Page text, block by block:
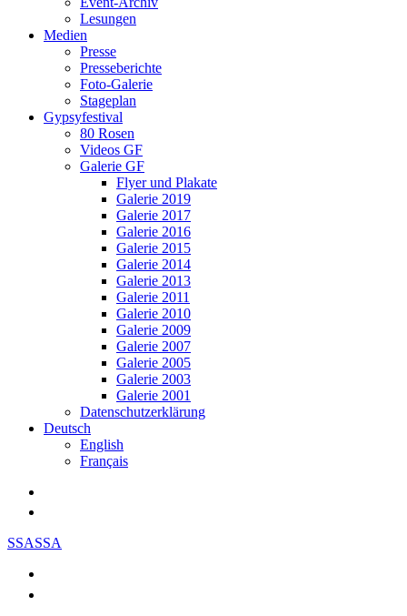
Lesungen
Medien
Presse
Presseberichte
Foto-Galerie
Stageplan
Gypsyfestival
80 Rosen
Videos GF
Galerie GF
Flyer und Plakate
Galerie 2019
Galerie 2017
Galerie 2016
Galerie 2015
Galerie 2014
Galerie 2013
Galerie 2011
Galerie 2010
Galerie 2009
Galerie 2007
Galerie 2005
Galerie 2003
Galerie 2001
Datenschutzerklärung
Deutsch
English
Français
SSASSA